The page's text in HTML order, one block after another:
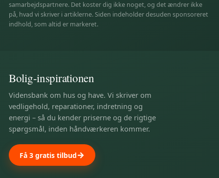
samarbejdspartnere. Det koster dig ikke noget, og det ændrer ikke
på, hvad vi skriver i artiklerne. Siden indeholder desuden sponsoreret
indhold, som altid er markeret.
Bolig-inspirationen
Vidensbank om hus og have. Vi skriver om
vedligehold, reparationer, indretning og
energi – så du kender priserne og de rigtige
spørgsmål, inden håndværkeren kommer.
Få 3 gratis tilbud